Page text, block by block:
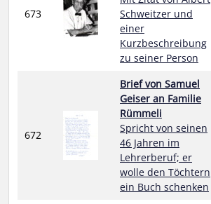
673
Schweitzer und
einer
Kurzbeschreibung
zu seiner Person
672
Brief von Samuel
Geiser an Familie
Rümmeli
Spricht von seinen
46 Jahren im
Lehrerberuf; er
wolle den Töchtern
ein Buch schenken